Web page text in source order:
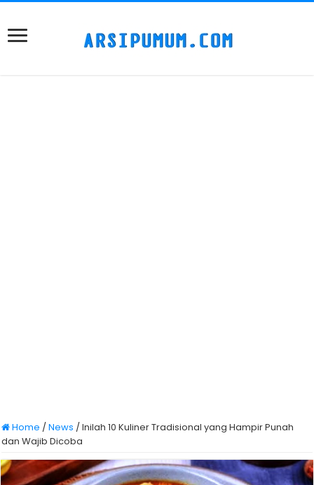
Home /News /Inilah 10 Kuliner Tradisional yang Hampir Punah
dan Wajib Dicoba